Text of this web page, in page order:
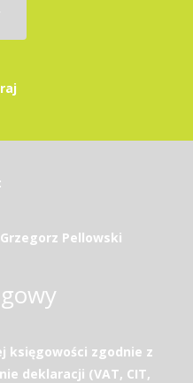
Pellowski
księgowości zgodnie z
deklaracji (VAT, CIT,